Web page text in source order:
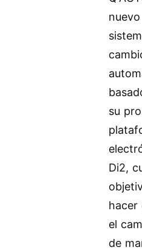
nuevo
su
Di2,
hacer
el
de